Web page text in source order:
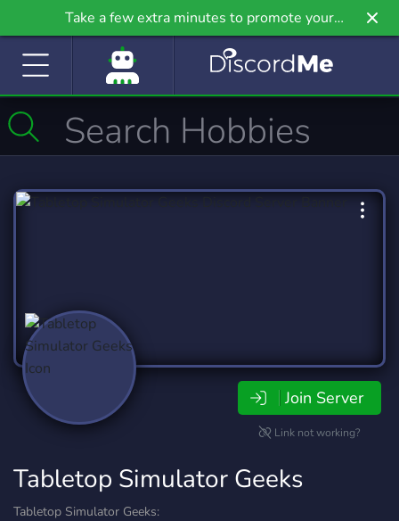
Take a few extra minutes to promote your
community even further on Griv.io, our newest
Join Server
Link not working?
Tabletop Simulator Geeks
Tabletop Simulator Geeks: